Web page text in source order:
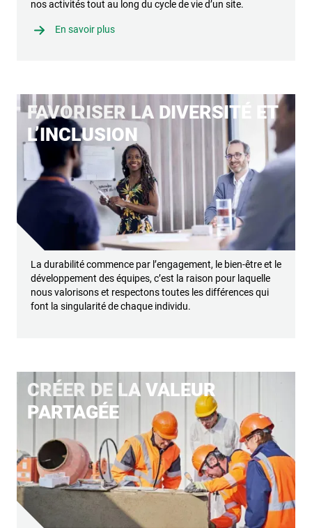
nos activités tout au long du cycle de vie d’un site.
En savoir plus
FAVORISER LA DIVERSITÉ ET
L’INCLUSION
La durabilité commence par l’engagement, le bien-être et le
développement des équipes, c’est la raison pour laquelle
nous valorisons et respectons toutes les différences qui
font la singularité de chaque individu.
CRÉER DE LA VALEUR
PARTAGÉE